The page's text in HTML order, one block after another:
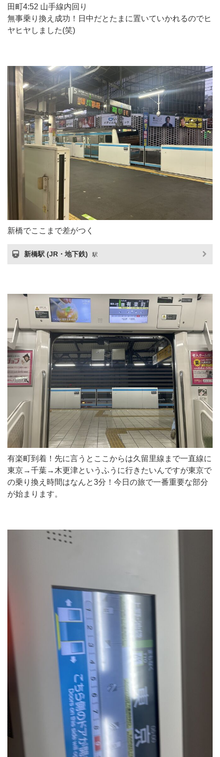
田町4:52 山手線内回り
無事乗り換え成功！日中だとたまに置いていかれるのでヒ
ヤヒヤしました(笑)
新橋でここまで差がつく
新橋駅 (JR・地下鉄) 駅
有楽町到着！先に言うとここからは久留里線まで一直線に
東京→千葉→木更津というふうに行きたいんですが東京で
の乗り換え時間はなんと3分！今日の旅で一番重要な部分
が始まります。